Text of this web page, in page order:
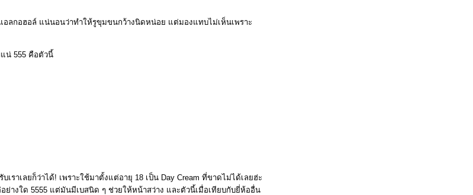
อลกอฮอล์ แน่นอนว่าทำให้รูขุมขนกว้างนิดหน่อย แต่มองแทบไม่เห็นเพราะ
น่ 555 คือตัวนี้
ราเลยก็ว่าได้! เพราะใช้มาตั้งแต่อายุ 18 เป็น Day Cream ที่ขาดไม่ได้เลยฮ่ะ
งใด 5555 แต่มันมีเบสนิด ๆ ช่วยให้หน้าสว่าง และตัวนี้เมื่อเทียบกับยี่ห้ออื่น